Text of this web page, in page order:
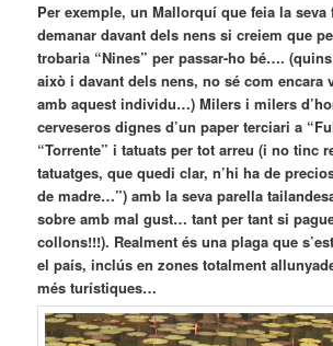
Per exemple, un Mallorquí que feia la
demanar davant dels nens si creiem que
trobaria “Nines” per passar-ho bé….
això i davant dels nens, no sé com encara
amb aquest individu…) Milers i milers
cerveseros dignes d’un paper terciari a
“Torrente” i tatuats per tot arreu (i no tinc
tatuatges, que quedi clar, n’hi ha de
de madre…”) amb la seva parella
sobre amb mal gust… tant per tant si
collons!!!). Realment és una plaga que
el país, inclús en zones totalment
més turístiques…